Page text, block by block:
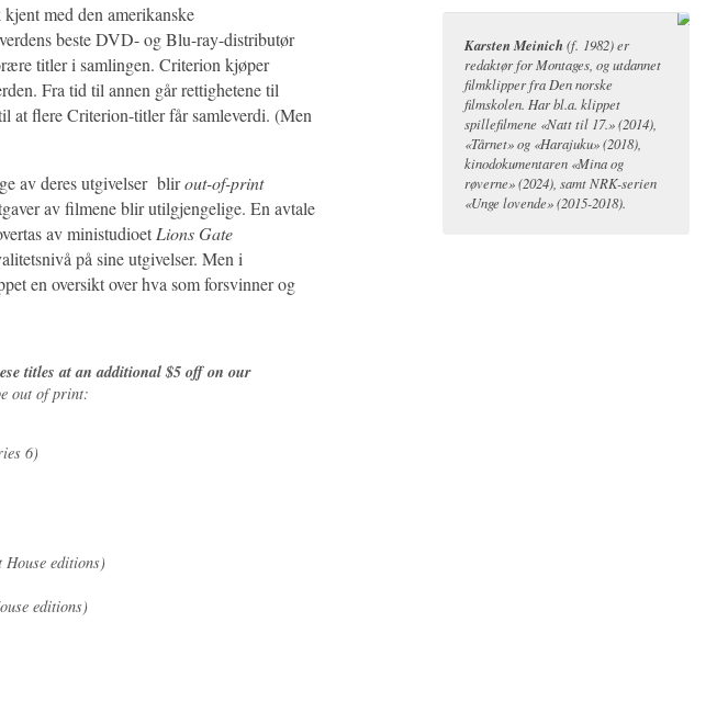
med den amerikanske
beste DVD- og Blu-ray-distributør
titler i samlingen. Criterion kjøper
Fra tid til annen går rettighetene til
at flere Criterion-titler får samleverdi. (Men
av deres utgivelser blirout-of-print
av filmene blir utilgjengelige. En avtale
av ministudioet Lions Gate
på sine utgivelser. Men i
en oversikt over hva som forsvinner og
titles at an additional $5 off on our
out of print:
6)
editions)
editions)
Karsten Meinich(f. 1982) er
redaktør for Montages, og utdannet
filmklipper fra Den norske
filmskolen. Har bl.a. klippet
spillefilmene «Natt til 17.» (2014),
«Tårnet» og «Harajuku» (2018),
kinodokumentaren «Mina og
røverne» (2024), samt NRK-serien
«Unge lovende» (2015-2018).